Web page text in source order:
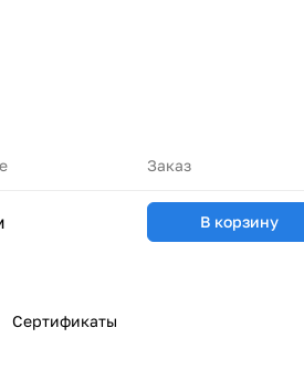
и Госстандарта. Мы
сотрудничества с такими
Заказ
В корзину
Сертификаты